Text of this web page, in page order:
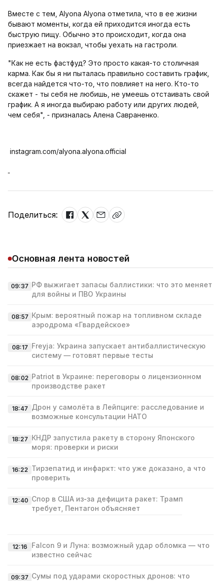
Вместе с тем, Alyona Alyona отметила, что в ее жизни
бывают моменты, когда ей приходится иногда есть
быструю пищу. Обычно это происходит, когда она
приезжает на вокзал, чтобы уехать на гастроли.
"Как не есть фастфуд? Это просто какая-то столичная
карма. Как бы я ни пыталась правильно составить график,
всегда найдется что-то, что повлияет на него. Кто-то
скажет - ты себя не любишь, не умеешь отстаивать свой
график. А я иногда выбираю работу или других людей,
чем себя", - призналась Алена Савраненко.
instagram.com/alyona.alyona.official
Поделиться:
Основная лента новостей
09:37 РФ выжигает запасы баллистики: что это меняет
для войны и ПВО Украины
08:57 Крым: вероятный пожар на топливном складе
аэродрома «Гвардейское»
08:17 Freyja: Украина запускает антибаллистическую
систему — готовят первые тесты
08:02 Patriot в Украине: переговоры о лицензионном
производстве ракет
18:47 Дрон у самолёта в Лейпциге: расследование и
возможные консультации НАТО
18:27 КНДР запустила ракету в сторону Японского
моря: проверки и риски
16:22 Тирзепатид и инфаркт: что уже доказано, а что
проверить
12:40 Спор в США из‑за дефицита ракет: Трамп
требует, Пентагон объясняет
12:16
Falcon 9 и Луна: возможный удар обломка — что
известно сейчас
09:37 Сумы под ударами скоростных дронов: что